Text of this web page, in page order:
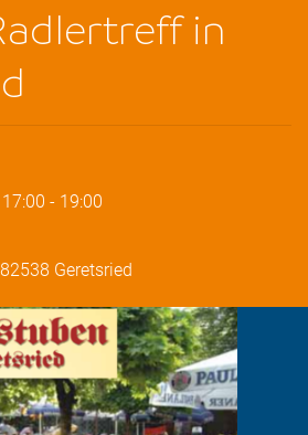
in
17:00 - 19:00
Geretsried